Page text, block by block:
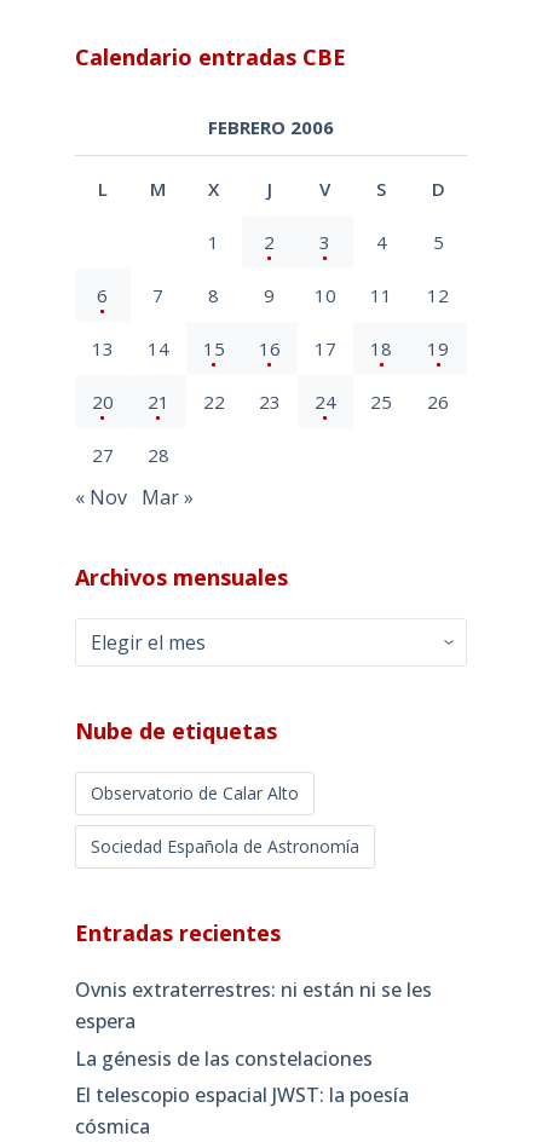
Calendario entradas CBE
FEBRERO 2006
L M X J V S D
1 2 3 4 5
6 7 8 9 10 11 12
13 14 15 16 17 18 19
20 21 22 23 24 25 26
27 28
« Nov Mar »
Archivos mensuales
Archivos
mensuales
Nube de etiquetas
Observatorio de Calar Alto
Sociedad Española de Astronomía
Entradas recientes
Ovnis extraterrestres: ni están ni se les
espera
La génesis de las constelaciones
El telescopio espacial JWST: la poesía
cósmica